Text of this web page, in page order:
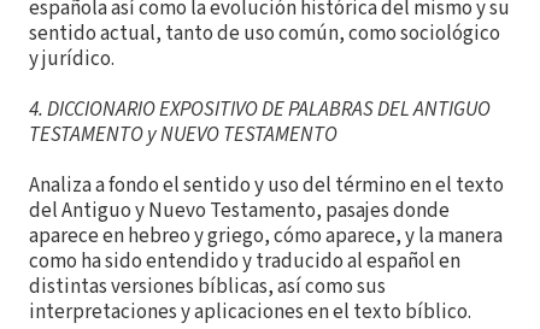
española así como la evolución histórica del mismo y su
sentido actual, tanto de uso común, como sociológico
y jurídico.
4. DICCIONARIO EXPOSITIVO DE PALABRAS DEL ANTIGUO
TESTAMENTO y NUEVO TESTAMENTO
Analiza a fondo el sentido y uso del término en el texto
del Antiguo y Nuevo Testamento, pasajes donde
aparece en hebreo y griego, cómo aparece, y la manera
como ha sido entendido y traducido al español en
distintas versiones bíblicas, así como sus
interpretaciones y aplicaciones en el texto bíblico.